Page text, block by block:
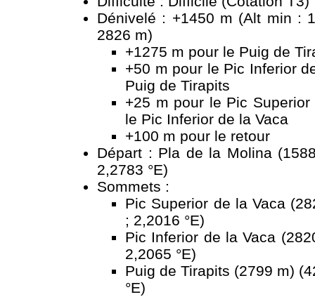
Dénivelé : +1450 m (Alt min :
2826 m)
+1275 m pour le Puig de
+50 m pour le Pic Inferior
Puig de Tirapits
+25 m pour le Pic
le Pic Inferior de la Vaca
+100 m pour le retour
Départ : Pla de la Molina
2,2783 °E)
Sommets :
Pic Superior de la Vaca
; 2,2016 °E)
Pic Inferior de la Vaca
2,2065 °E)
Puig de Tirapits (2799 m)
°E)